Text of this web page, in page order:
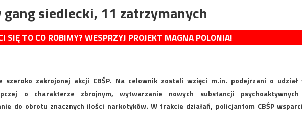
gang siedlecki, 11 zatrzymanych
SIĘ TO CO ROBIMY? WESPRZYJ PROJEKT MAGNA POLONIA!
zakrojonej akcji CBŚP. Na celownik zostali wzięci m.in. podejrzani o udział
o charakterze zbrojnym, wytwarzanie nowych substancji
do obrotu znacznych ilości narkotyków. W trakcie działań, policjantom CBŚP